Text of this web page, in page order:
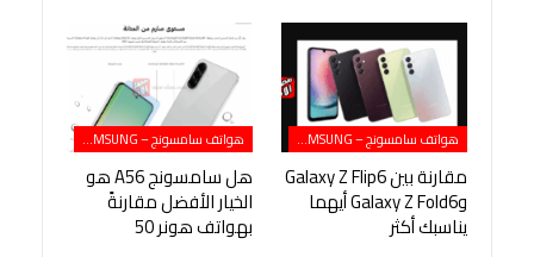
هواتف سامسونج – SAMSUNG
مقارنة بين Galaxy Z Flip6
وGalaxy Z Fold6 أيهما
يناسبك أكثر
هواتف سامسونج – SAMSUNG
هل سامسونج A56 هو
الخيار الأفضل مقارنةً
بهواتف هونر 50